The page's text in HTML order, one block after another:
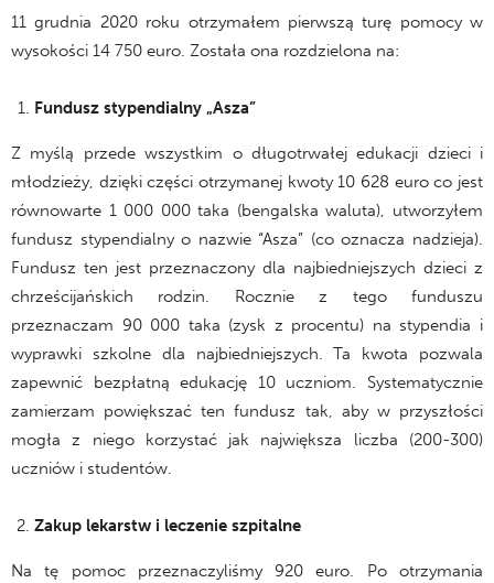
11 grudnia 2020 roku otrzymałem pierwszą turę pomocy w
wysokości 14 750 euro. Została ona rozdzielona na:
Fundusz stypendialny „Asza”
Z myślą przede wszystkim o długotrwałej edukacji dzieci i
młodzieży, dzięki części otrzymanej kwoty 10 628 euro co jest
równowarte 1 000 000 taka (bengalska waluta), utworzyłem
fundusz stypendialny o nazwie “Asza” (co oznacza nadzieja).
Fundusz ten jest przeznaczony dla najbiedniejszych dzieci z
chrześcijańskich rodzin. Rocznie z tego funduszu
przeznaczam 90 000 taka (zysk z procentu) na stypendia i
wyprawki szkolne dla najbiedniejszych. Ta kwota pozwala
zapewnić bezpłatną edukację 10 uczniom. Systematycznie
zamierzam powiększać ten fundusz tak, aby w przyszłości
mogła z niego korzystać jak największa liczba (200-300)
uczniów i studentów.
Zakup lekarstw i leczenie szpitalne
Na tę pomoc przeznaczyliśmy 920 euro. Po otrzymania